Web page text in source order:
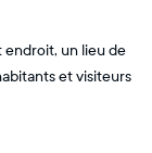
endroit, un lieu de
et visiteurs